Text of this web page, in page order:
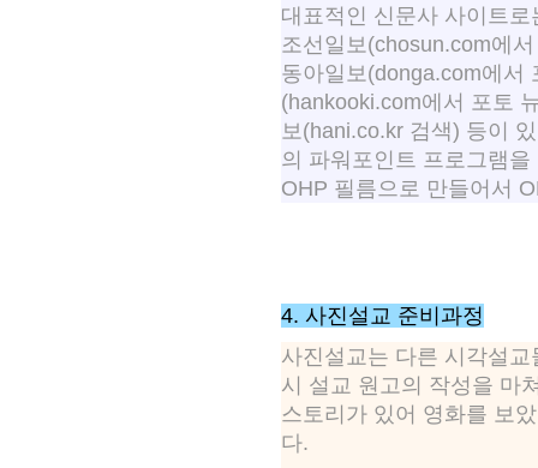
대표적인 신문사 사이트
조선일보(chosun.com에
동아일보(donga.com에서
(hankooki.com에서 포토
보(hani.co.kr 검색) 등이
의 파워포인트 프로그램
OHP 필름으로 만들어서
4. 사진설교 준비과정
사진설교는 다른 시각설
시 설교 원고의 작성을 마
스토리가 있어 영화를 보
다.